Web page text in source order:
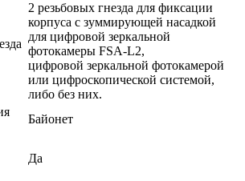
2 резьбовых гнезда для фиксации
корпуса с зуммирующей насадкой
для цифровой зеркальной
фотокамеры FSA-L2,
цифровой зеркальной фотокамерой
или цифроскопической системой,
либо без них.
Байонет
Да